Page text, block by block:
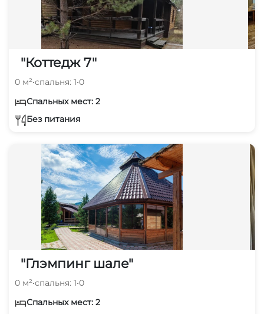
"Коттедж 7"
0 м²•спальня: 1•0
Спальных мест: 2
Без питания
"Глэмпинг шале"
0 м²•спальня: 1•0
Спальных мест: 2